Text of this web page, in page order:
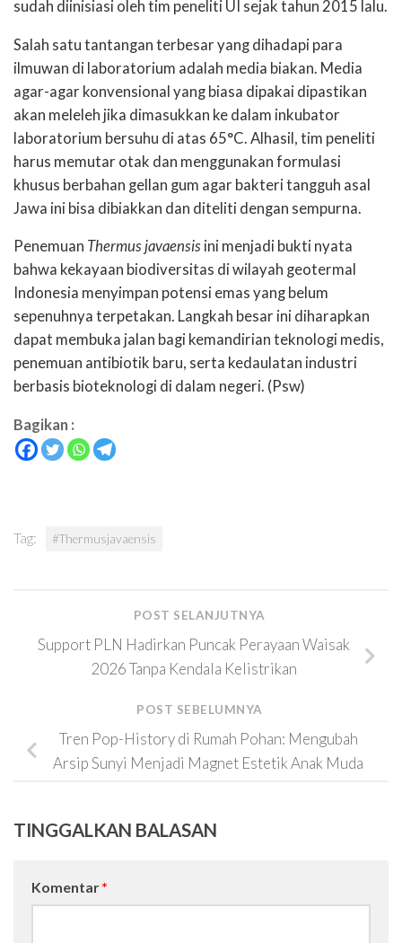
sudah diinisiasi oleh tim peneliti UI sejak tahun 2015 lalu.
Salah satu tantangan terbesar yang dihadapi para
ilmuwan di laboratorium adalah media biakan. Media
agar-agar konvensional yang biasa dipakai dipastikan
akan meleleh jika dimasukkan ke dalam inkubator
laboratorium bersuhu di atas 65°C. Alhasil, tim peneliti
harus memutar otak dan menggunakan formulasi
khusus berbahan gellan gum agar bakteri tangguh asal
Jawa ini bisa dibiakkan dan diteliti dengan sempurna.
Penemuan Thermus javaensis ini menjadi bukti nyata
bahwa kekayaan biodiversitas di wilayah geotermal
Indonesia menyimpan potensi emas yang belum
sepenuhnya terpetakan. Langkah besar ini diharapkan
dapat membuka jalan bagi kemandirian teknologi medis,
penemuan antibiotik baru, serta kedaulatan industri
berbasis bioteknologi di dalam negeri. (Psw)
Bagikan :
Tag: #Thermusjavaensis
POST SELANJUTNYA
Support PLN Hadirkan Puncak Perayaan Waisak
2026 Tanpa Kendala Kelistrikan
POST SEBELUMNYA
Tren Pop-History di Rumah Pohan: Mengubah
Arsip Sunyi Menjadi Magnet Estetik Anak Muda
TINGGALKAN BALASAN
Komentar *